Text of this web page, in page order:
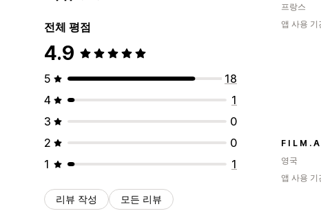
전체 평점
4.9
5
18
4
1
3
0
2
0
1
1
리뷰 작성 모든 리뷰
프랑스
앱 사용
F I L M .
영국
앱 사용 기